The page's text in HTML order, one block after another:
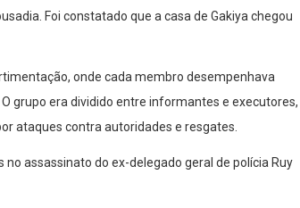
Foi constatado que a casa de Gakiya chegou
onde cada membro desempenhava
grupo era dividido entre informantes e executores,
ataques contra autoridades e resgates.
assassinato do ex-delegado geral de polícia Ruy